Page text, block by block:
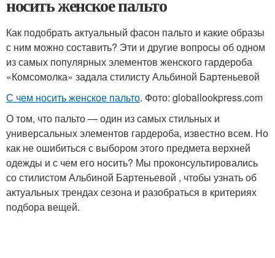
носить женское пальто
Как подобрать актуальный фасон пальто и какие образы
с ним можно составить? Эти и другие вопросы об одном
из самых популярных элементов женского гардероба
«Комсомолка» задала стилисту Альбиной Бартеньевой
С чем носить женское пальто. Фото: globallookpress.com
О том, что пальто — один из самых стильных и
универсальных элементов гардероба, известно всем. Но
как не ошибиться с выбором этого предмета верхней
одежды и с чем его носить? Мы проконсультировались
со стилистом Альбиной Бартеньевой , чтобы узнать об
актуальных трендах сезона и разобраться в критериях
подбора вещей.